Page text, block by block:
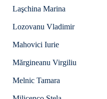
Laşchina Marina
Lozovanu Vladimir
Mahovici Iurie
Mărgineanu Virgiliu
Melnic Tamara